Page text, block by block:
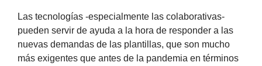
Las tecnologías -especialmente las colaborativas-
pueden servir de ayuda a la hora de responder a las
nuevas demandas de las plantillas, que son mucho
más exigentes que antes de la pandemia en términos